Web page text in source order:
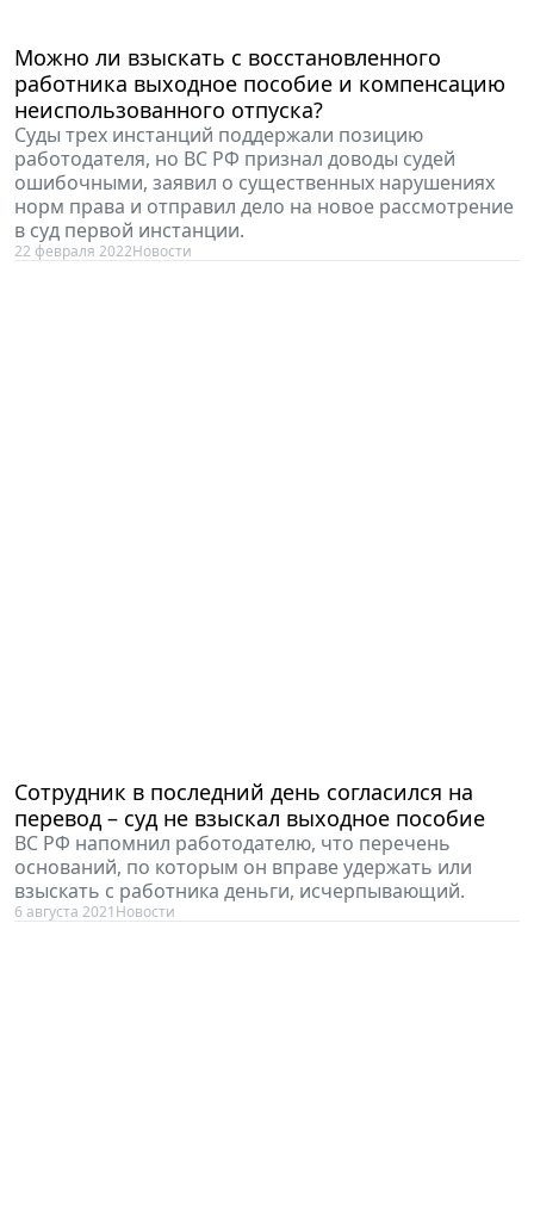
Можно ли взыскать с восстановленного
работника выходное пособие и компенсацию
неиспользованного отпуска?
Суды трех инстанций поддержали позицию
работодателя, но ВС РФ признал доводы судей
ошибочными, заявил о существенных нарушениях
норм права и отправил дело на новое рассмотрение
в суд первой инстанции.
22 февраля 2022Новости
Сотрудник в последний день согласился на
перевод – суд не взыскал выходное пособие
ВС РФ напомнил работодателю, что перечень
оснований, по которым он вправе удержать или
взыскать с работника деньги, исчерпывающий.
6 августа 2021 Новости